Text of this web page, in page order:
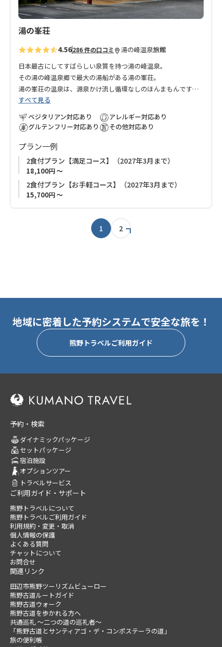
湯の峯荘
4.56286 件の口コミ 湯の峰温泉旅館
日本最古にしてすばらしい泉質を持つ湯の峰温泉。
その湯の峰温泉郷で最大の湯船がある湯の峯荘。
湯の峯荘の温泉は、源泉かけ流し循環なしのほんまもんです。
地元のブランド牛（美熊野牛）や豚（岩清水豚）、新鮮な魚介
類など、厳選された食材を使ったお料理をご用意して、お待ち
致しております
すべて見る
ベジタリアン対応あり
グルテンフリー対応あり
アレルギー対応あり
その他対応あり
プラン一例
2食付プラン【満足コース】（2027年3月まで）
18,100円 ～
2食付プラン【お手軽コース】（2027年3月まで）
15,700円 ～
1 2
地域に密着した予約システムで安全な旅を！
熊野トラベルご利用ガイド
予約・検索
ダイナミックパッケージ
セットパッケージ
宿泊施設
オプションツアー
トラベルサービス
ご利用ガイド・サポート
熊野トラベルについて
熊野トラベルご利用ガイド
利用規約・変更・取消
個人情報の保護
よくある質問
チャットについて
お問合せ
関連リンク
田辺市熊野ツーリズムビューロー
熊野古道ルートガイド
熊野古道ウォーク
熊野古道を歩かれる方へ
共通巡礼 ～二つの道の巡礼者～
「熊野古道とサンティアゴ・デ・コンポステーラの道」
旅の便利帳